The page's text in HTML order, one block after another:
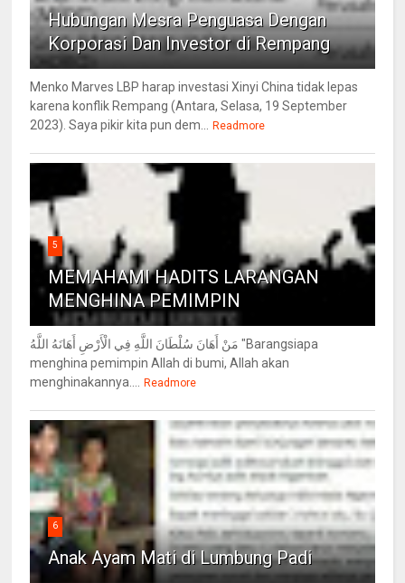
Hubungan Mesra Penguasa Dengan
Korporasi Dan Investor di Rempang
Menko Marves LBP harap investasi Xinyi China tidak lepas
karena konflik Rempang (Antara, Selasa, 19 September
2023). Saya pikir kita pun dem...
Readmore
5
MEMAHAMI HADITS LARANGAN
MENGHINA PEMIMPIN
مَنْ أَهَانَ سُلْطَانَ اللَّهِ فِي الْأَرْضِ أَهَانَهُ اللَّهُ "Barangsiapa
menghina pemimpin Allah di bumi, Allah akan
menghinakannya....
Readmore
6
Anak Ayam Mati di Lumbung Padi